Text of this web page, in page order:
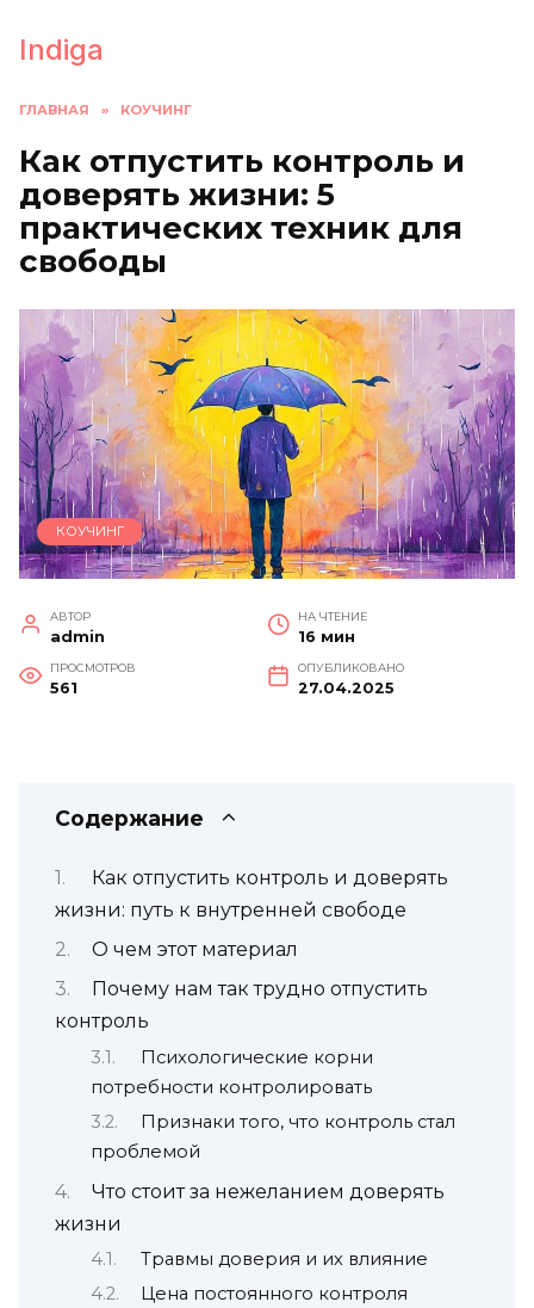
содержанию
Indiga
ГЛАВНАЯ » КОУЧИНГ
Как отпустить контроль и
доверять жизни: 5
практических техник для
свободы
КОУЧИНГ
АВТОР
admin
НА ЧТЕНИЕ
16 мин
ПРОСМОТРОВ
561
ОПУБЛИКОВАНО
27.04.2025
Содержание
Как отпустить контроль и доверять
жизни: путь к внутренней свободе
О чем этот материал
Почему нам так трудно отпустить
контроль
Психологические корни
потребности контролировать
Признаки того, что контроль стал
проблемой
Что стоит за нежеланием доверять
жизни
Травмы доверия и их влияние
Цена постоянного контроля